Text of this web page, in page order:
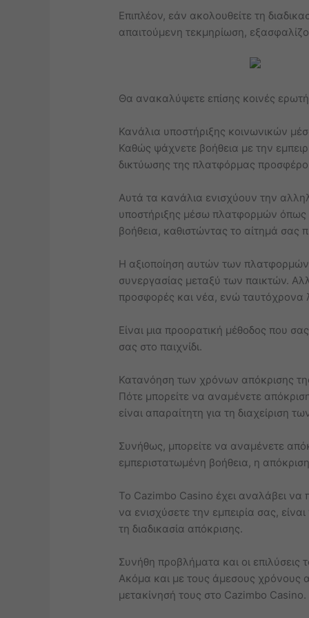
Επιπλέον, εάν ακολουθείτε τη
απαιτούμενη τεκμηρίωση,
Θα ανακαλύψετε επίσης κοινές
Κανάλια υποστήριξης κοινωνικών
Καθώς ψάχνετε βοήθεια με την
δικτύωσης της πλατφόρμας
Αυτά τα κανάλια ενισχύουν την
υποστήριξης μέσω πλατφορμών όπως
βοήθεια, καθιστώντας το αίτημά σας
Η αξιοποίηση αυτών των πλατφορμών
συνεργασίας μεταξύ των παικτών.
προσφορές και νέα, ενώ ταυτόχρονα
Είναι μια προορατική μέθοδος που
σας στο παιχνίδι.
Κατανόηση των χρόνων απόκρισης
Πότε μπορείτε να αναμένετε
είναι απαραίτητη για τη διαχείριση
Συνήθως, μπορείτε να αναμένετε
εμπεριστατωμένη βοήθεια, η
Το Cazimbo Casino έχει αναλάβει να
να ενισχύσετε την εμπειρία σας,
τη διαδικασία απόκρισης.
Συνήθη προβλήματα και οι επιλύσεις
Ακόμα και με τους άμεσους χρόνους
μετακίνησή τους στο Cazimbo Casino.